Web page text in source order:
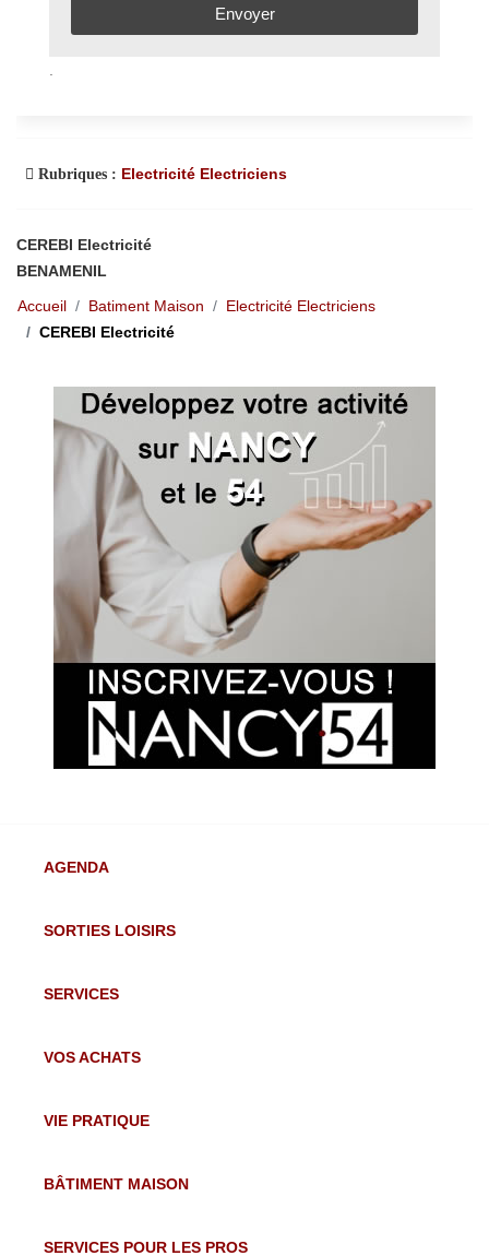
Envoyer
Rubriques : Electricité Electriciens
CEREBI Electricité
BENAMENIL
Accueil
Batiment Maison
Electricité Electriciens
CEREBI Electricité
AGENDA
SORTIES LOISIRS
SERVICES
VOS ACHATS
VIE PRATIQUE
BÂTIMENT MAISON
SERVICES POUR LES PROS